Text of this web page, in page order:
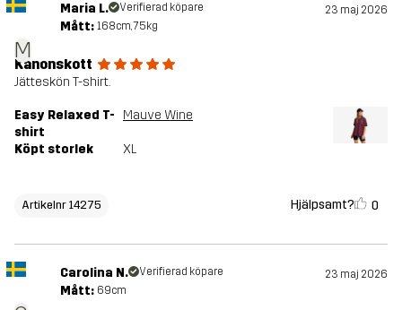
M
Maria L. Verifierad köpare 23 maj 2026
Mått: 168cm, 75kg
Kanonskott
Jätteskön T-shirt.
Easy Relaxed T-
shirt
Mauve Wine
Köpt storlek XL
Artikelnr 14275 Hjälpsamt? 0
Carolina N. Verifierad köpare 23 maj 2026
Mått: 69cm